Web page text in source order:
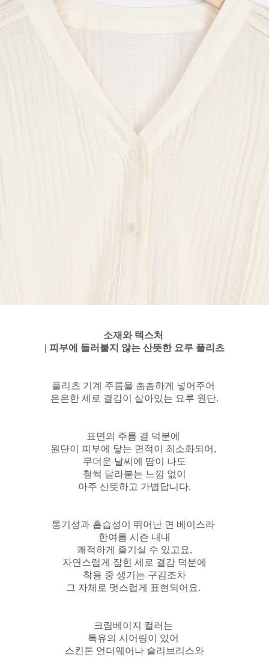
소재와 텍스처
| 피부에 들러붙지 않는 산뜻한 요루 플리츠
플리츠 기계 주름을 촘촘하게 넣어주어
은은한 세로 결감이 살아있는 요루 원단.
표면의 주름 결 덕분에
원단이 피부에 닿는 면적이 최소화되어,
무더운 날씨에 땀이 나도
철썩 달라붙는 느낌 없이
아주 산뜻하고 가볍답니다.
통기성과 흡습성이 뛰어난 면 베이스라
한여름 시즌 내내
쾌적하게 즐기실 수 있고요,
자연스럽게 잡힌 세로 결감 덕분에
착용 중 생기는 구김조차
그 자체로 멋스럽게 표현되어요.
크림베이지 컬러는
특유의 시어링이 있어
스킨톤 언더웨어나 슬리브리스와